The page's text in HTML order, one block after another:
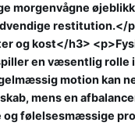
morgenvågne
restitution.</
og kost</h3>
en væsentlig rolle i
motion kan
mens en
følelsesmæssige